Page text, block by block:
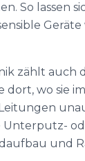
So lassen
Geräte
zählt auch
dort, wo sie
Unterputz-
und